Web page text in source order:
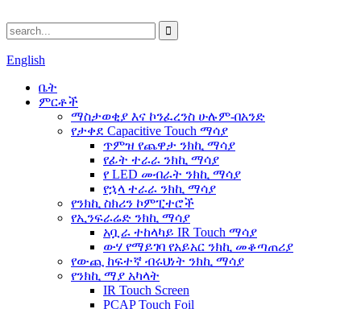
English
ቤት
ምርቶች
ማስታወቂያ እና ኮንፈረንስ ሁሉም-በአንድ
የታቀደ Capacitive Touch ማሳያ
ጥምዝ የጨዋታ ንክኪ ማሳያ
የፊት ተራራ ንክኪ ማሳያ
የ LED መብራት ንክኪ ማሳያ
የኋላ ተራራ ንክኪ ማሳያ
የንክኪ ስክሪን ኮምፒተሮች
የኢንፍራሬድ ንክኪ ማሳያ
አቧራ ተከላካይ IR Touch ማሳያ
ውሃ የማይገባ የአይአር ንክኪ መቆጣጠሪያ
የውጪ ከፍተኛ ብሩህነት ንክኪ ማሳያ
የንክኪ ማያ አካላት
IR Touch Screen
PCAP Touch Foil